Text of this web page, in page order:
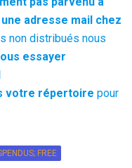
adresse mail chez
non distribués nous
essayer
votre répertoire pour
FREE